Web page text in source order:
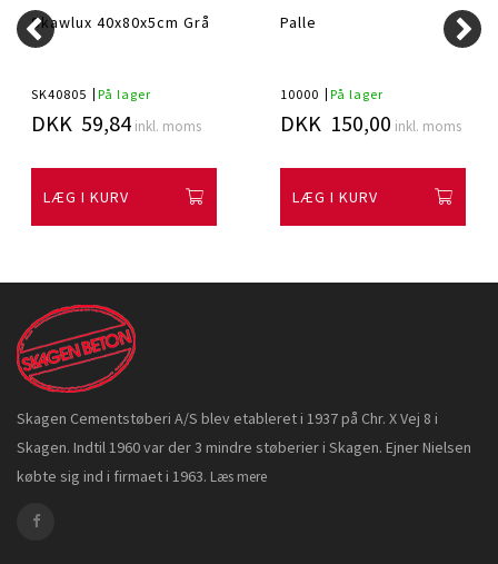
Skawlux 40x80x5cm Grå
SK40805 På lager
DKK 59,84 inkl. moms
LÆG I KURV
Palle
10000 På lager
DKK 150,00 inkl. moms
LÆG I KURV
Skagen Cementstøberi A/S blev etableret i 1937 på Chr. X Vej 8 i
Skagen. Indtil 1960 var der 3 mindre støberier i Skagen. Ejner Nielsen
købte sig ind i firmaet i 1963. Læs mere